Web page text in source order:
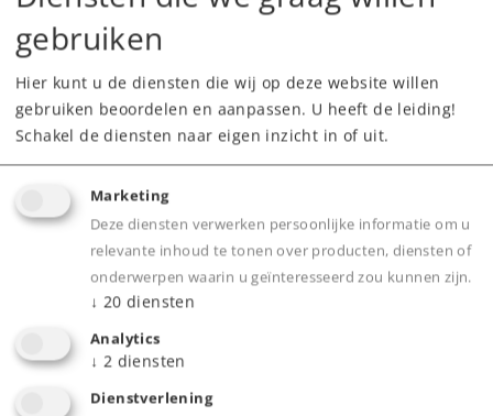
Leverbaar vanaf fabriek.
Spoor Z Tijdperk V Elektrische locomotieven
gebruiken
Hier kunt u de diensten die wij op deze website willen
gebruiken beoordelen en aanpassen. U heeft de leiding!
Schakel de diensten naar eigen inzicht in of uit.
Marketing
Deze diensten verwerken persoonlijke informatie om u
relevante inhoud te tonen over producten, diensten of
onderwerpen waarin u geïnteresseerd zou kunnen zijn.
↓ 20 diensten
Analytics
↓ 2 diensten
Dienstverlening